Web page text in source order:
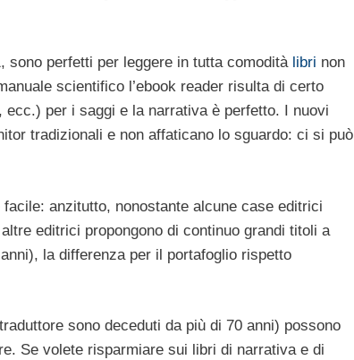
sono perfetti per leggere in tutta comodità libri non
scientifico l’ebook reader risulta di certo
per i saggi e la narrativa è perfetto. I nuovi
tradizionali e non affaticano lo sguardo: ci si può
facile: anzitutto, nonostante alcune case editrici
editrici propongono di continuo grandi titoli a
la differenza per il portafoglio rispetto
sono deceduti da più di 70 anni) possono
Se volete risparmiare sui libri di narrativa e di